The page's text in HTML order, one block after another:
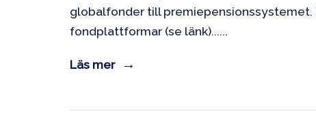
globalfonder till premiepensionssystemet.
fondplattformar (se länk)...
Läs mer